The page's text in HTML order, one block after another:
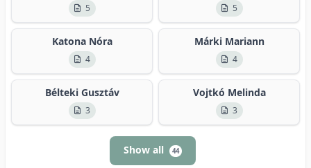
5 5
Katona Nóra
4
Márki Mariann
4
Bélteki Gusztáv
3
Vojtkó Melinda
3
Show all 44